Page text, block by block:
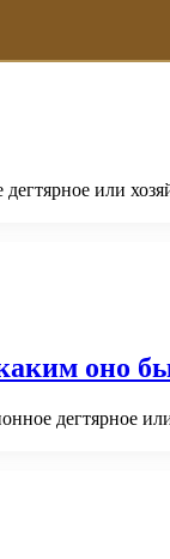
или
оно
дегтярное